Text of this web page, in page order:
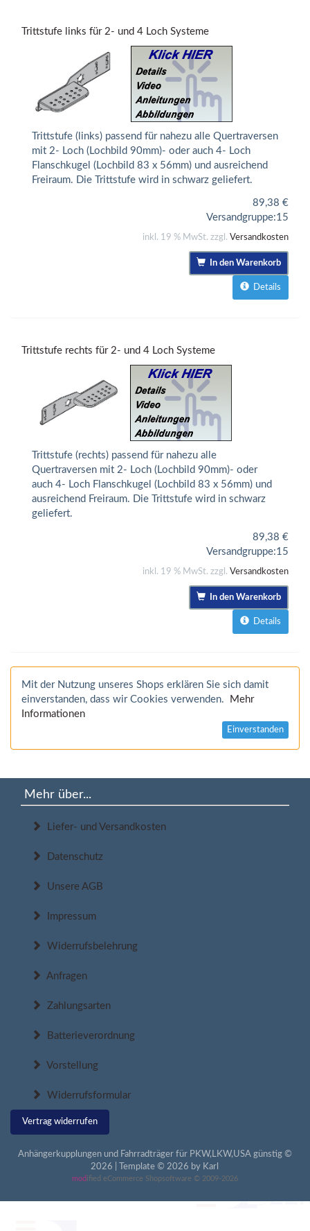
Trittstufe links für 2- und 4 Loch Systeme
Trittstufe (links) passend für nahezu alle Quertraversen
mit 2- Loch (Lochbild 90mm)- oder auch 4- Loch
Flanschkugel (Lochbild 83 x 56mm) und ausreichend
Freiraum. Die Trittstufe wird in schwarz geliefert.
89,38 €
Versandgruppe:15
inkl. 19 % MwSt. zzgl. Versandkosten
In den Warenkorb
Details
Trittstufe rechts für 2- und 4 Loch Systeme
Trittstufe (rechts) passend für nahezu alle
Quertraversen mit 2- Loch (Lochbild 90mm)- oder
auch 4- Loch Flanschkugel (Lochbild 83 x 56mm) und
ausreichend Freiraum. Die Trittstufe wird in schwarz
geliefert.
89,38 €
Versandgruppe:15
inkl. 19 % MwSt. zzgl. Versandkosten
In den Warenkorb
Details
Mit der Nutzung unseres Shops erklären Sie sich damit
einverstanden, dass wir Cookies verwenden.
Mehr
Informationen
Einverstanden
Mehr über...
Liefer- und Versandkosten
Datenschutz
Unsere AGB
Impressum
Widerrufsbelehrung
Anfragen
Zahlungsarten
Batterieverordnung
Vorstellung
Widerrufsformular
Vertrag widerrufen
Anhängerkupplungen und Fahrradträger für PKW,LKW,USA günstig ©
2026 | Template © 2026 by Karl
mod ified eCommerce Shopsoftware © 2009-2026